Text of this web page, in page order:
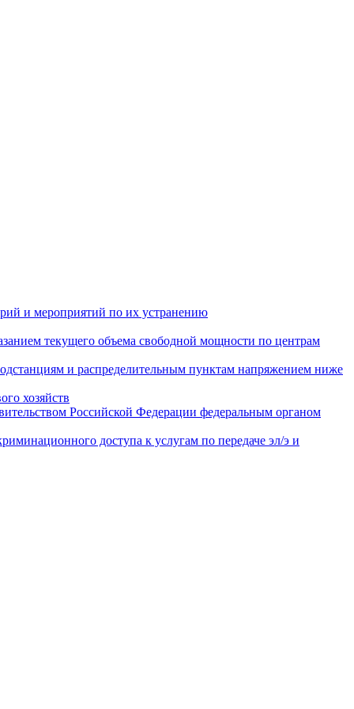
и мероприятий по их устранению
текущего объема свободной мощности по центрам
и распределительным пунктам напряжением ниже
хозяйств
Российской Федерации федеральным органом
доступа к услугам по передаче эл/э и